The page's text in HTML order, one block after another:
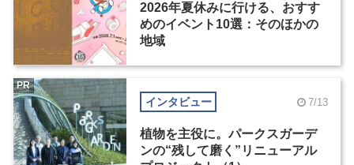
2026年夏休みに行ける、おすす
めのイベント10選：そのほかの
地域
インタビュー 7/13
植物を主役に。パークスガーデ
ンの“残して磨く”リニューアル
PR